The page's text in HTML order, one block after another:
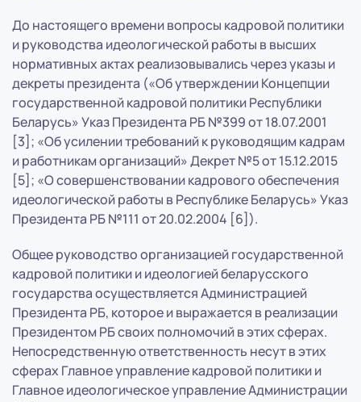
До настоящего времени вопросы кадровой политики
и руководства идеологической работы в высших
нормативных актах реализовывались через указы и
декреты президента («Об утверждении Концепции
государственной кадровой политики Республики
Беларусь» Указ Президента РБ №399 от 18.07.2001
[3]; «Об усилении требований к руководящим кадрам
и работникам организаций» Декрет №5 от 15.12.2015
[5]; «О совершенствовании кадрового обеспечения
идеологической работы в Республике Беларусь» Указ
Президента РБ №111 от 20.02.2004 [6]).
Общее руководство организацией государственной
кадровой политики и идеологией беларусского
государства осуществляется Администрацией
Президента РБ, которое и выражается в реализации
Президентом РБ своих полномочий в этих сферах.
Непосредственную ответственность несут в этих
сферах Главное управление кадровой политики и
Главное идеологическое управление Администрации